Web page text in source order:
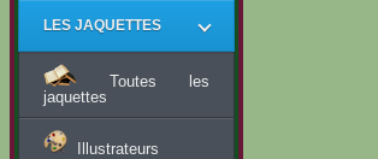
LES JAQUETTES
Toutes les
jaquettes
Illustrateurs